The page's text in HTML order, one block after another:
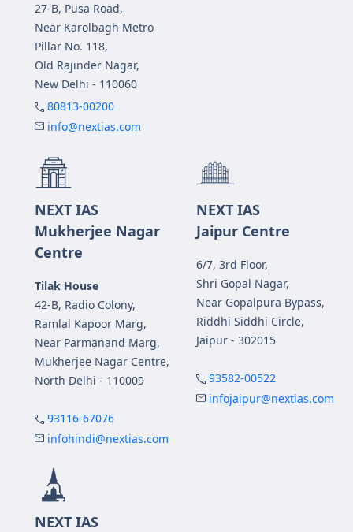
27-B, Pusa Road,
Near Karolbagh Metro
Pillar No. 118,
Old Rajinder Nagar,
New Delhi - 110060
80813-00200
info@nextias.com
NEXT IAS
Mukherjee Nagar
Centre
Tilak House
42-B, Radio Colony,
Ramlal Kapoor Marg,
Near Parmanand Marg,
Mukherjee Nagar Centre,
North Delhi - 110009
93116-67076
infohindi@nextias.com
NEXT IAS
Jaipur Centre
6/7, 3rd Floor,
Shri Gopal Nagar,
Near Gopalpura Bypass,
Riddhi Siddhi Circle,
Jaipur - 302015
93582-00522
infojaipur@nextias.com
NEXT IAS